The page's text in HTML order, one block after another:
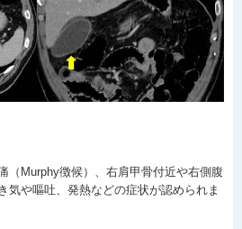
（Murphy徴候）、右肩甲骨付近や右側腹
気や嘔吐、発熱などの症状が認められま